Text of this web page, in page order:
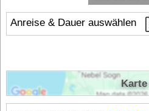
Anreise & Dauer auswählen
Karte